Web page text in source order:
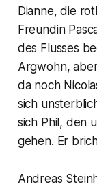
Dianne, die
Freundin
des Flusses
Argwohn,
da noch
sich
sich Phil, den
gehen. Er
Andreas